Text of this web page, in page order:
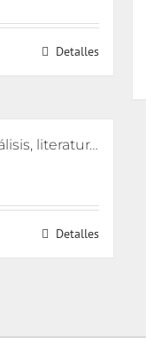
Detalles
La pulsión de Freud. Psicoanálisis, literatura y cine
Detalles